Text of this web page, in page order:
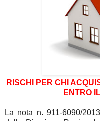
RISCHI PER CHI
ENTRO
La nota n. 911-6090/